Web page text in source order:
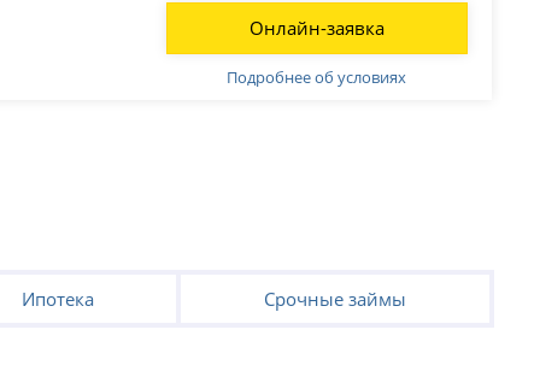
Онлайн-заявка
Подробнее об условиях
Ипотека Срочные займы